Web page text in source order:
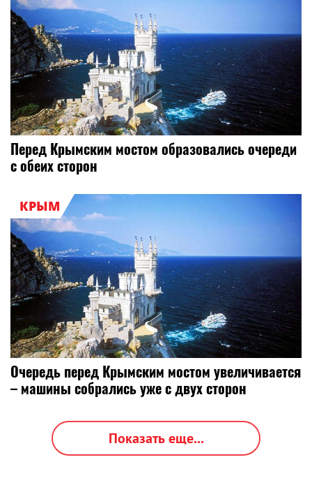
Перед Крымским мостом образовались очереди
с обеих сторон
КРЫМ
Очередь перед Крымским мостом увеличивается
– машины собрались уже с двух сторон
Показать еще...